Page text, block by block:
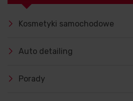
Kosmetyki samochodowe
Auto detailing
Porady